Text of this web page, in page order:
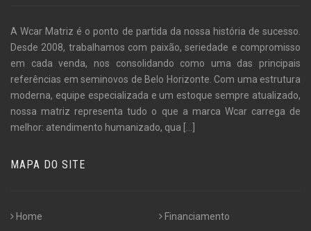
A Wcar Matriz é o ponto de partida da nossa história de sucesso.
Desde 2008, trabalhamos com paixão, seriedade e compromisso
em cada venda, nos consolidando como uma das principais
referências em seminovos de Belo Horizonte. Com uma estrutura
moderna, equipe especializada e um estoque sempre atualizado,
nossa matriz representa tudo o que a marca Wcar carrega de
melhor: atendimento humanizado, qua
MAPA DO SITE
Home Financiamento